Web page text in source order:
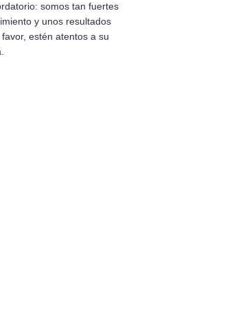
somos tan fuertes
y unos resultados
estén atentos a su